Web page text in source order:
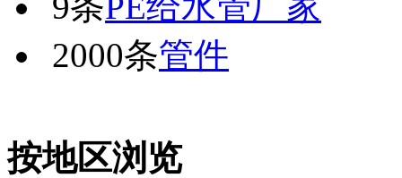
2000条管件
按地区浏览